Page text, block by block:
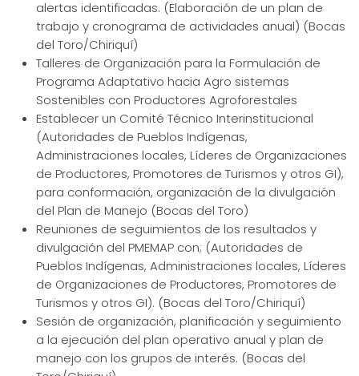
alertas identificadas. (Elaboración de un plan de
trabajo y cronograma de actividades anual) (Bocas
del Toro/Chiriquí)
Talleres de Organización para la Formulación de
Programa Adaptativo hacia Agro sistemas
Sostenibles con Productores Agroforestales
Establecer un Comité Técnico Interinstitucional
(Autoridades de Pueblos Indígenas,
Administraciones locales, Líderes de Organizaciones
de Productores, Promotores de Turismos y otros GI),
para conformación, organización de la divulgación
del Plan de Manejo (Bocas del Toro)
Reuniones de seguimientos de los resultados y
divulgación del PMEMAP con; (Autoridades de
Pueblos Indígenas, Administraciones locales, Líderes
de Organizaciones de Productores, Promotores de
Turismos y otros GI). (Bocas del Toro/Chiriquí)
Sesión de organización, planificación y seguimiento
a la ejecución del plan operativo anual y plan de
manejo con los grupos de interés. (Bocas del